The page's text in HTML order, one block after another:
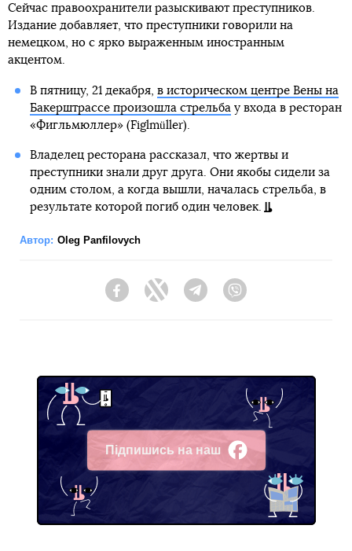
Сейчас правоохранители разыскивают преступников.
Издание добавляет, что преступники говорили на
немецком, но с ярко выраженным иностранным
акцентом.
В пятницу, 21 декабря, в историческом центре Вены на
Бакерштрассе произошла стрельбау входа в ресторан
«Фигльмюллер» (Figlmüller).
Владелец ресторана рассказал, что жертвы и
преступники знали друг друга. Они якобы сидели за
одним столом, а когда вышли, началась стрельба, в
результате которой погиб один человек.
Автор: Oleg Panfilovych
FacebookTwitter Telegram
Підпишись на наш
Facebook